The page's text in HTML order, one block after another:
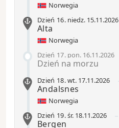
Norwegia
Dzień 16. niedz.15.11.2026
Alta
Norwegia
Dzień 17. pon.16.11.2026
Dzień na morzu
Dzień 18.wt.17.11.2026
Andalsnes
Norwegia
Dzień 19.śr.18.11.2026
Bergen